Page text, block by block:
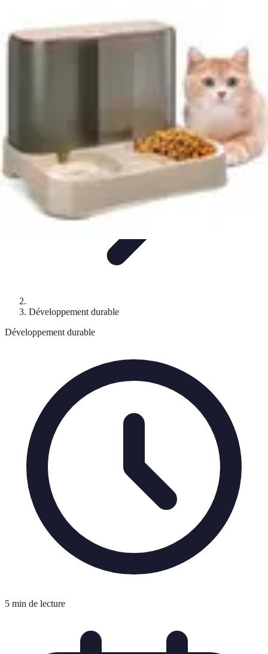
Vie QuotidienneTechnologie
Nature
Développement durable
Développement durable
5 min de lecture